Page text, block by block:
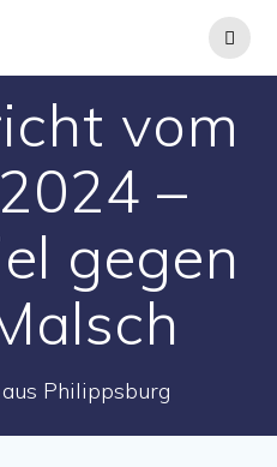
vom
–
gegen
Philippsburg